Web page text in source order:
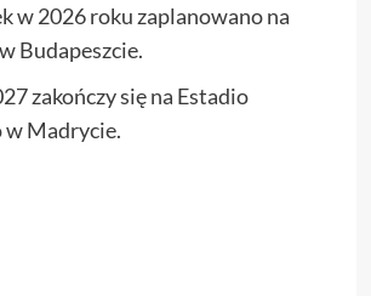
w 2026 roku zaplanowano na
Budapeszcie.
zakończy się na Estadio
Madrycie.